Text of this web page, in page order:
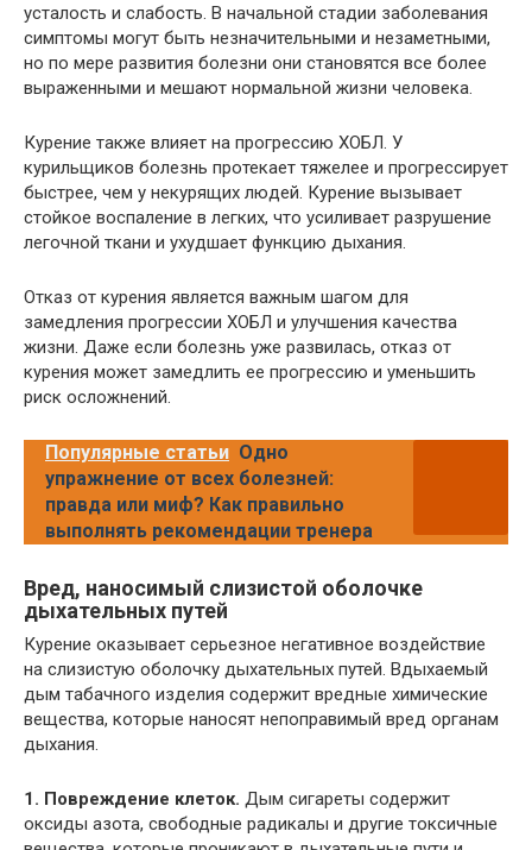
усталость и слабость. В начальной стадии заболевания
симптомы могут быть незначительными и незаметными,
но по мере развития болезни они становятся все более
выраженными и мешают нормальной жизни человека.
Курение также влияет на прогрессию ХОБЛ. У
курильщиков болезнь протекает тяжелее и прогрессирует
быстрее, чем у некурящих людей. Курение вызывает
стойкое воспаление в легких, что усиливает разрушение
легочной ткани и ухудшает функцию дыхания.
Отказ от курения является важным шагом для
замедления прогрессии ХОБЛ и улучшения качества
жизни. Даже если болезнь уже развилась, отказ от
курения может замедлить ее прогрессию и уменьшить
риск осложнений.
Популярные статьи Одно
упражнение от всех болезней:
правда или миф? Как правильно
выполнять рекомендации тренера
Вред, наносимый слизистой оболочке
дыхательных путей
Курение оказывает серьезное негативное воздействие
на слизистую оболочку дыхательных путей. Вдыхаемый
дым табачного изделия содержит вредные химические
вещества, которые наносят непоправимый вред органам
дыхания.
1. Повреждение клеток. Дым сигареты содержит
оксиды азота, свободные радикалы и другие токсичные